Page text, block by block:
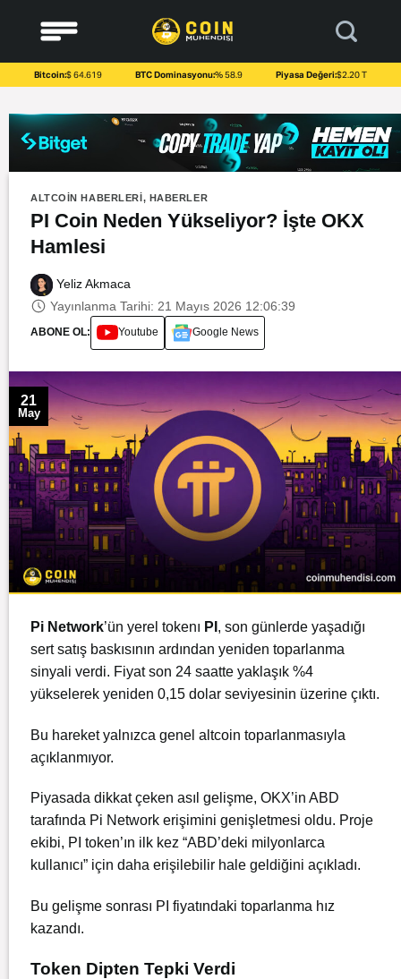
content
Bitcoin:$ 64.619 BTC Dominasyonu:% 58.9 Piyasa Değeri:$2.20 T
ALTCOIN HABERLERI, HABERLER
PI Coin Neden Yükseliyor? İşte OKX
Hamlesi
Yeliz Akmaca
Yayınlanma Tarihi: 21 Mayıs 2026 12:06:39
ABONE OL: Youtube Google News
21
May
Pi Network’ün yerel tokenı PI , son günlerde yaşadığı
sert satış baskısının ardından yeniden toparlanma
sinyali verdi. Fiyat son 24 saatte yaklaşık %4
yükselerek yeniden 0,15 dolar seviyesinin üzerine çıktı.
Bu hareket yalnızca genel altcoin toparlanmasıyla
açıklanmıyor.
Piyasada dikkat çeken asıl gelişme, OKX’in ABD
tarafında Pi Network erişimini genişletmesi oldu. Proje
ekibi, PI token’ın ilk kez “ABD’deki milyonlarca
kullanıcı” için daha erişilebilir hale geldiğini açıkladı.
Bu gelişme sonrası PI fiyatındaki toparlanma hız
kazandı.
Token Dipten Tepki Verdi